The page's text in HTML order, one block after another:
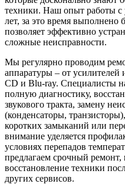
техники. Наш опыт работы с
лет, за это время выполнено
позволяет эффективно
сложные неисправности.
Мы регулярно проводим
аппаратуры – от усилителей
CD и Blu-ray. Специалисты
полную диагностику,
звукового тракта, замену
(конденсаторы,
коротких замыканий или
внимание уделяется
условиях перепадов
предлагаем срочный ремонт,
восстановление техники
других сервисов.